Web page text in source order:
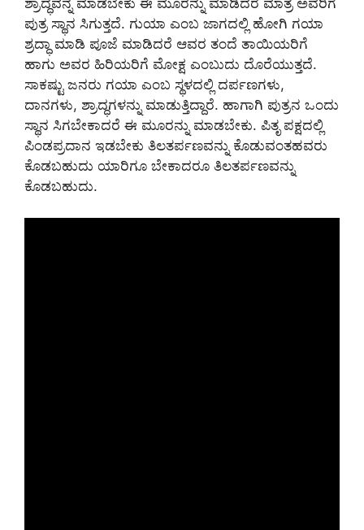
ಶ್ರಾದ್ಧವನ್ನ ಮಾಡಬೇಕು ಈ ಮೂರನ್ನು ಮಾಡಿದರೆ ಮಾತ್ರ ಅವರಿಗೆ
ಪುತ್ರ ಸ್ಥಾನ ಸಿಗುತ್ತದೆ. ಗುಯಾ ಎಂಬ ಜಾಗದಲ್ಲಿ ಹೋಗಿ ಗಯಾ
ಶ್ರದ್ಧಾ ಮಾಡಿ ಪೂಜೆ ಮಾಡಿದರೆ ಆವರ ತಂದೆ ತಾಯಿಯರಿಗೆ
ಹಾಗು ಅವರ ಹಿರಿಯರಿಗೆ ಮೋಕ್ಷ ಎಂಬುದು ದೊರೆಯುತ್ತದೆ.
ಸಾಕಷ್ಟು ಜನರು ಗಯಾ ಎಂಬ ಸ್ಥಳದಲ್ಲಿ ದರ್ಪಣಗಳು,
ದಾನಗಳು, ಶ್ರಾದ್ಧಗಳನ್ನು ಮಾಡುತ್ತಿದ್ದಾರೆ. ಹಾಗಾಗಿ ಪುತ್ರನ ಒಂದು
ಸ್ಥಾನ ಸಿಗಬೇಕಾದರೆ ಈ ಮೂರನ್ನು ಮಾಡಬೇಕು. ಪಿತೃ ಪಕ್ಷದಲ್ಲಿ
ಪಿಂಡಪ್ರದಾನ ಇಡಬೇಕು ತಿಲತರ್ಪಣವನ್ನು ಕೊಡುವಂತಹವರು
ಕೊಡಬಹುದು ಯಾರಿಗೂ ಬೇಕಾದರೂ ತಿಲತರ್ಪಣವನ್ನು
ಕೊಡಬಹುದು.